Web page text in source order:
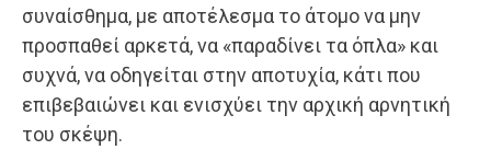
συναίσθημα, με αποτέλεσμα το άτομο να μην
προσπαθεί αρκετά, να «παραδίνει τα όπλα» και
συχνά, να οδηγείται στην αποτυχία, κάτι που
επιβεβαιώνει και ενισχύει την αρχική αρνητική
του σκέψη.